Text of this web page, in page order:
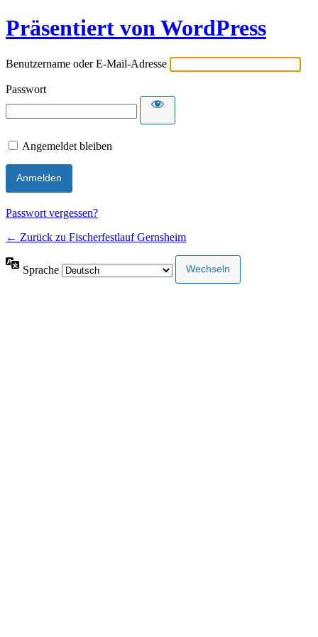
Präsentiert von WordPress
Benutzername oder E-Mail-Adresse
Passwort
Angemeldet bleiben
Passwort vergessen?
← Zurück zu Fischerfestlauf Gernsheim
Sprache